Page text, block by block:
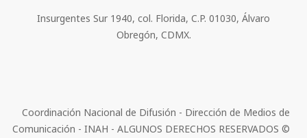
Insurgentes Sur 1940, col. Florida, C.P. 01030, Álvaro
Obregón, CDMX.
Coordinación Nacional de Difusión - Dirección de Medios de
Comunicación - INAH - ALGUNOS DERECHOS RESERVADOS ©